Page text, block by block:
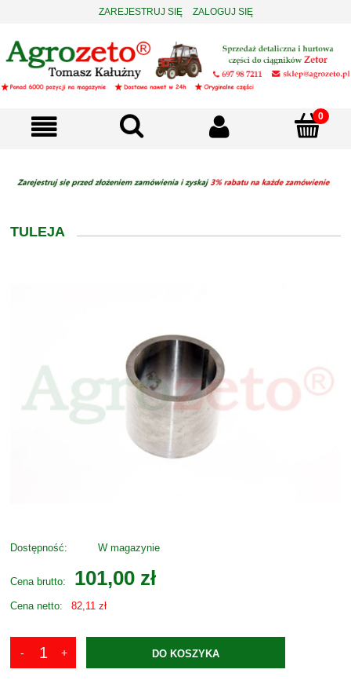
ZAREJESTRUJ SIĘ ZALOGUJ SIĘ
TULEJA
Dostępność: W magazynie
Cena brutto: 101,00 zł
Cena netto: 82,11 zł
DO KOSZYKA